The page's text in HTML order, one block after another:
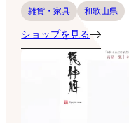
雑貨・家具 和歌山県
ショップを見る